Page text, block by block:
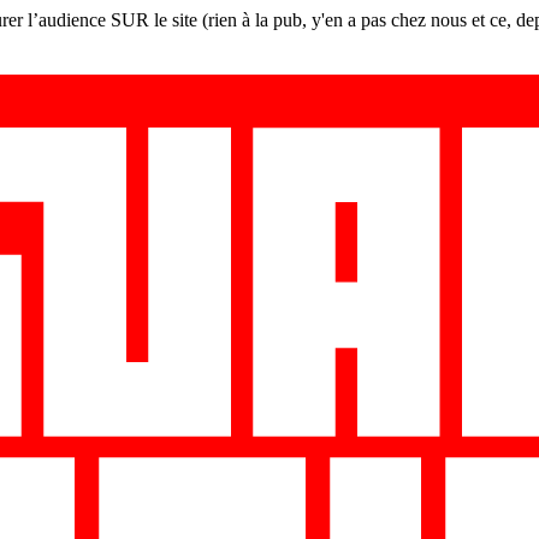
l’audience SUR le site (rien à la pub, y'en a pas chez nous et ce,